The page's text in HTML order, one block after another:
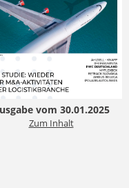
vom 30.01.2025
Zum Inhalt